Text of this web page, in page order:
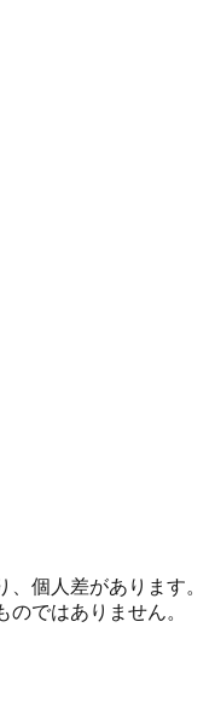
個人差があります。
ではありません。